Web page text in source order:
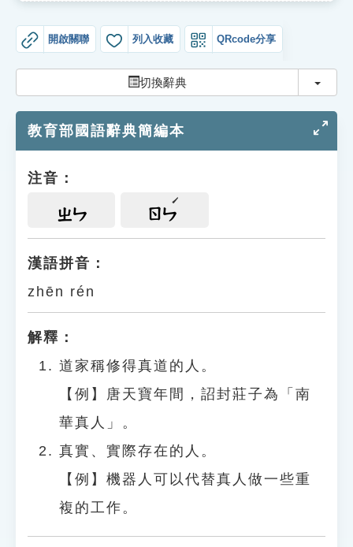
成語故事
索引選單
單字索引
遊戲專區
貓頭鷹博士
開啟關聯 列入收藏 QRcode分享
切換辭典 切換
教育部國語辭典簡編本
注音：
ㄓㄣ ㄖㄣ
漢語拼音：
zhēn rén
解釋：
道家稱修得真道的人。
【例】唐天寶年間，詔封莊子為「南
華真人」。
真實、實際存在的人。
【例】機器人可以代替真人做一些重
複的工作。